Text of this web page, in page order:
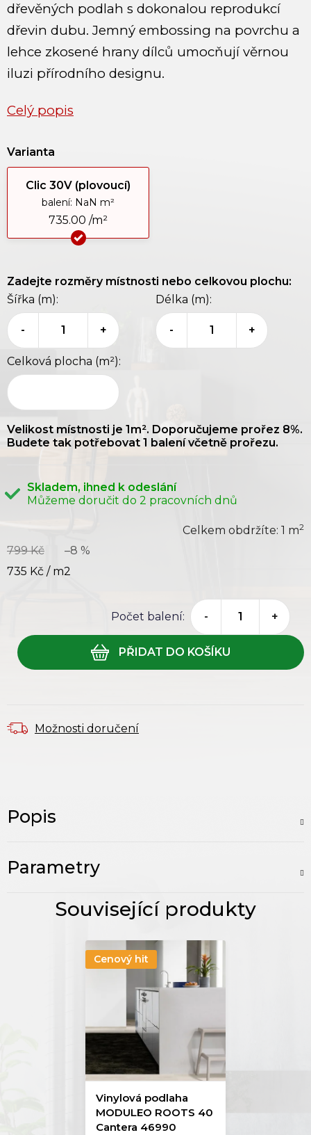
dřevěných podlah s dokonalou reprodukcí
dřevin dubu. Jemný embossing na povrchu a
lehce zkosené hrany dílců umocňují věrnou
iluzi přírodního designu.
Celý popis
Varianta
Clic 30V (plovoucí)
balení: NaN m²
735.00 /m²
Zadejte rozměry místnosti nebo celkovou plochu:
Šířka (m):
- +
Délka (m):
- +
Celková plocha (m²):
Velikost místnosti je 1m². Doporučujeme prořez 8%.
Budete tak potřebovat 1 balení včetně prořezu.
Celkem obdržíte: 1 m2
799 Kč
–8 %
735 Kč / m2
Počet balení: - +
Skladem, ihned k odeslání
Možnosti doručení
Popis
Parametry
Cenový hit
Vinylová podlaha
MODULEO ROOTS 40
Cantera 46990